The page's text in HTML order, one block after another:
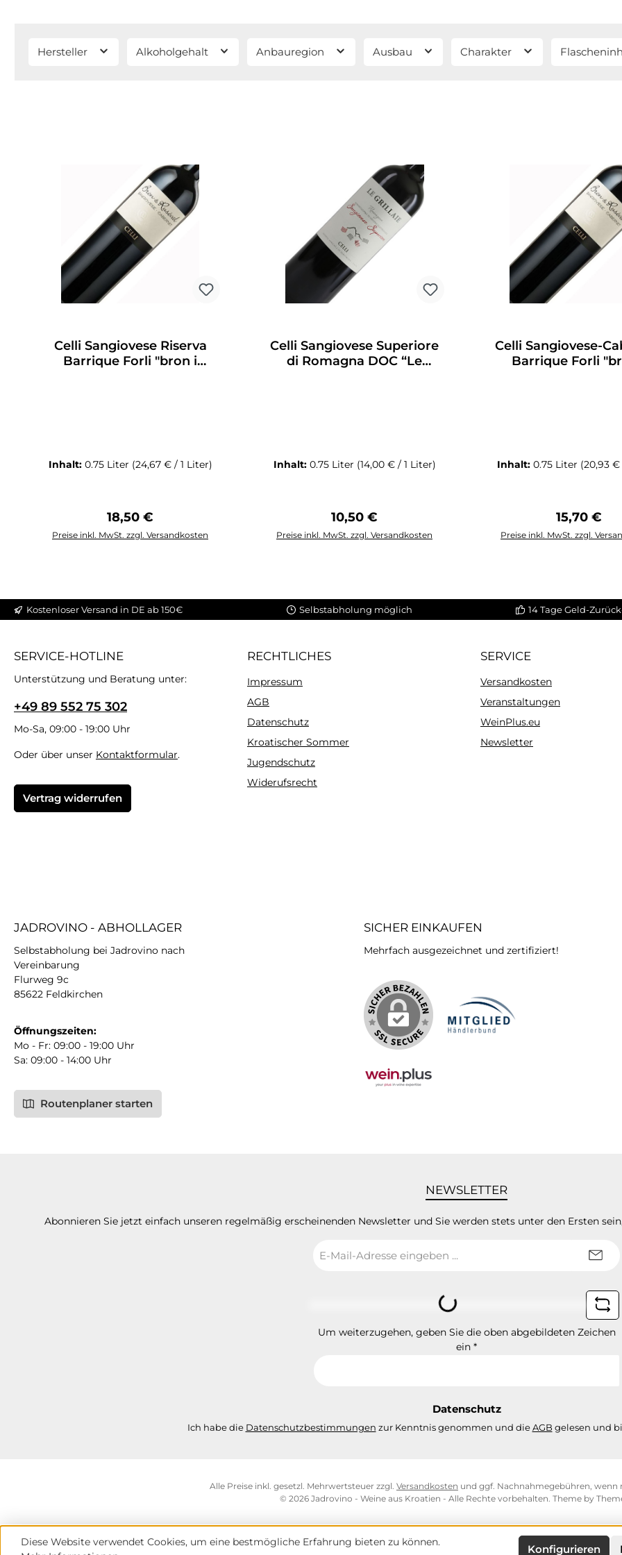
Hersteller Alkoholgehalt Anbauregion Ausbau Charakter
Celli Sangiovese Riserva
Barrique Forli "bron i
Inhalt: 0.75 Liter (24,67 € / 1 Liter)
Regulärer Preis:
18,50 €
Preise inkl. MwSt. zzgl. Versandkosten
Celli Sangiovese Superiore
di Romagna DOC “Le
Inhalt: 0.75 Liter (14,00 € / 1 Liter)
Regulärer Preis:
10,50 €
Preise inkl. MwSt. zzgl. Versandkosten
Celli Sangiovese-
Barrique Forli
Inhalt: 0.75 Liter (20,93 €
Regulärer
15,70 €
Preise inkl. MwSt. zzgl.
Kostenloser Versand in DE ab 150€ Selbstabholung möglich 14 Tage Geld-
SERVICE-HOTLINE
Unterstützung und Beratung unter:
+49 89 552 75 302
Mo-Sa, 09:00 - 19:00 Uhr
Oder über unser Kontaktformular.
Vertrag widerrufen
RECHTLICHES
Impressum
AGB
Datenschutz
Kroatischer Sommer
Jugendschutz
Widerufsrecht
SERVICE
Versandkosten
Veranstaltungen
WeinPlus.eu
Newsletter
JADROVINO - ABHOLLAGER
Selbstabholung bei Jadrovino nach
Vereinbarung
Flurweg 9c
85622 Feldkirchen
Öffnungszeiten:
Mo - Fr: 09:00 - 19:00 Uhr
Sa: 09:00 - 14:00 Uhr
Routenplaner starten
SICHER EINKAUFEN
Mehrfach ausgezeichnet und zertifiziert!
NEWSLETTER
Abonnieren Sie jetzt einfach unseren regelmäßig erscheinenden Newsletter und Sie werden stets unter den Ersten
Mail-
Loading...
Um weiterzugehen, geben Sie die oben abgebildeten Zeichen
ein *
Datenschutz
Ich habe die Datenschutzbestimmungen zur Kenntnis genommen und dieAGB gelesen und
Alle Preise inkl. gesetzl. Mehrwertsteuer zzgl. Versandkosten und ggf. Nachnahmegebühren, wenn
© 2026 Jadrovino - Weine aus Kroatien - Alle Rechte vorbehalten. Theme by
Diese Website verwendet Cookies, um eine bestmögliche Erfahrung bieten zu können.
Konfigurieren